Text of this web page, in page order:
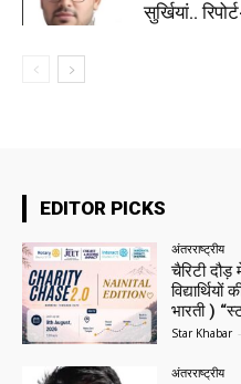
सुर्खियां..
EDITOR PICKS
अंतरराष्ट्रीय
चैरिटी
भारती )
Star Khabar -
अंतरराष्ट्रीय